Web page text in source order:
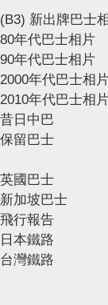
(B3) 新出牌巴士
80年代巴士相片
90年代巴士相片
2000年代巴士相
2010年代巴士相
昔日中巴
保留巴士
英國巴士
新加坡巴士
飛行報告
日本鐵路
台灣鐵路